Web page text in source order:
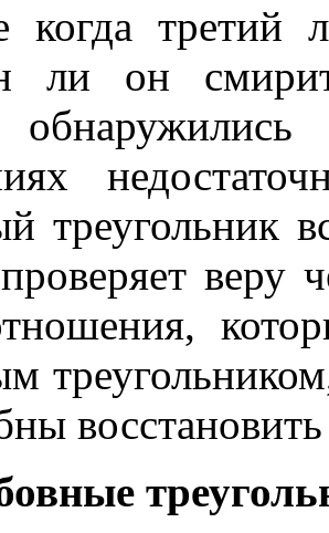
когда третий
ли он
треугольник
веру